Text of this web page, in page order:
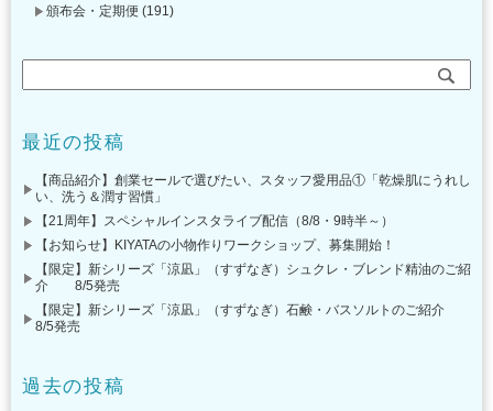
頒布会・定期便 (191)
最近の投稿
【商品紹介】創業セールで選びたい、スタッフ愛用品①「乾燥肌にうれし
い、洗う＆潤す習慣」
【21周年】スペシャルインスタライブ配信（8/8・9時半～）
【お知らせ】KIYATAの小物作りワークショップ、募集開始！
【限定】新シリーズ「涼凪」（すずなぎ）シュクレ・ブレンド精油のご紹
介 8/5発売
【限定】新シリーズ「涼凪」（すずなぎ）石鹸・バスソルトのご紹介
8/5発売
過去の投稿